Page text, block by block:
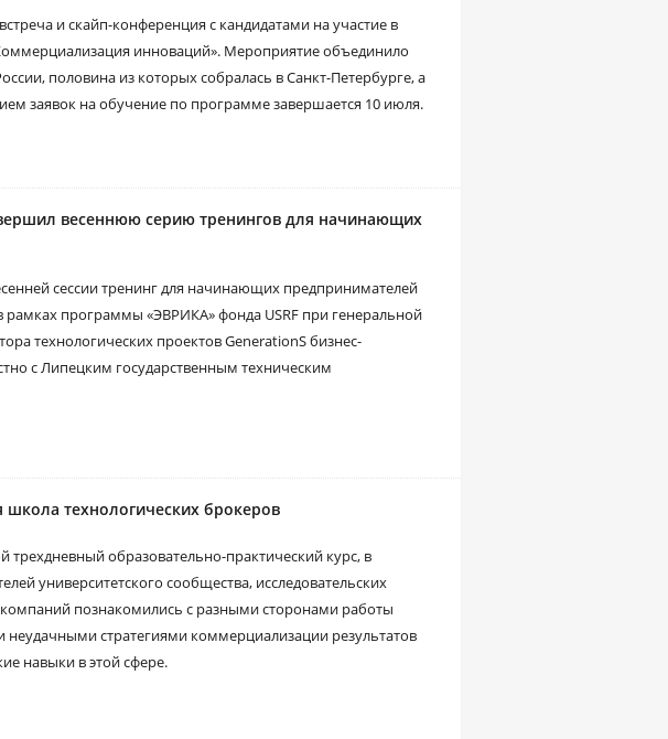
и скайп-конференция с кандидатами на участие в
инноваций». Мероприятие объединило
половина из которых собралась в Санкт-Петербурге, а
заявок на обучение по программе завершается 10 июля.
весеннюю серию тренингов для начинающих
сессии тренинг для начинающих предпринимателей
рамках программы «ЭВРИКА» фонда USRF при генеральной
технологических проектов GenerationS бизнес-
с Липецким государственным техническим
школа технологических брокеров
трехдневный образовательно-практический курс, в
университетского сообщества, исследовательских
познакомились с разными сторонами работы
стратегиями коммерциализации результатов
навыки в этой сфере.